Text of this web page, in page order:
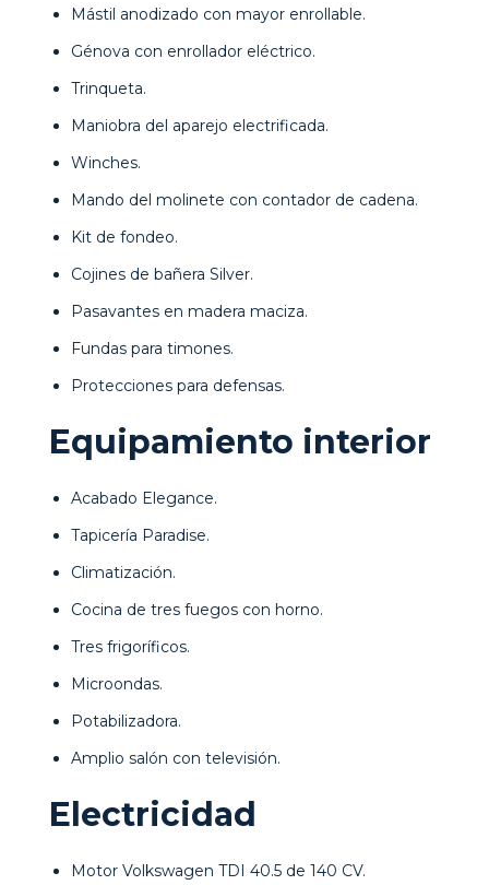
Mástil anodizado con mayor enrollable.
Génova con enrollador eléctrico.
Trinqueta.
Maniobra del aparejo electrificada.
Winches.
Mando del molinete con contador de cadena.
Kit de fondeo.
Cojines de bañera Silver.
Pasavantes en madera maciza.
Fundas para timones.
Protecciones para defensas.
Equipamiento interior
Acabado Elegance.
Tapicería Paradise.
Climatización.
Cocina de tres fuegos con horno.
Tres frigoríficos.
Microondas.
Potabilizadora.
Amplio salón con televisión.
Electricidad
Motor Volkswagen TDI 40.5 de 140 CV.